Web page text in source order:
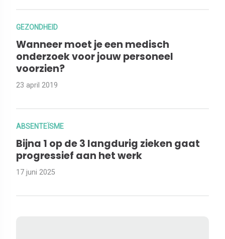
GEZONDHEID
Wanneer moet je een medisch
onderzoek voor jouw personeel
voorzien?
23 april 2019
ABSENTEÏSME
Bijna 1 op de 3 langdurig zieken gaat
progressief aan het werk
17 juni 2025